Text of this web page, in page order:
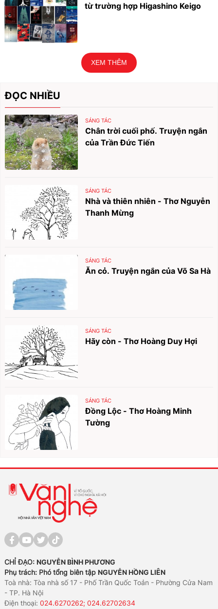
từ trường hợp Higashino Keigo
XEM THÊM
ĐỌC NHIỀU
SÁNG TÁC
Chân trời cuối phố. Truyện ngắn
của Trần Đức Tiến
SÁNG TÁC
Nhà và thiên nhiên - Thơ Nguyễn
Thanh Mừng
SÁNG TÁC
Ăn cỏ. Truyện ngắn của Võ Sa Hà
SÁNG TÁC
Hãy còn - Thơ Hoàng Duy Hợi
SÁNG TÁC
Đồng Lộc - Thơ Hoàng Minh
Tường
CHỈ ĐẠO: NGUYỄN BÌNH PHƯƠNG
Phụ trách: Phó tổng biên tập NGUYỄN HỒNG LIÊN
Toà nhà: Tòa nhà số 17 - Phố Trần Quốc Toản - Phường Cửa Nam
- TP. Hà Nội
Điện thoại:024.6270262; 024.62702634